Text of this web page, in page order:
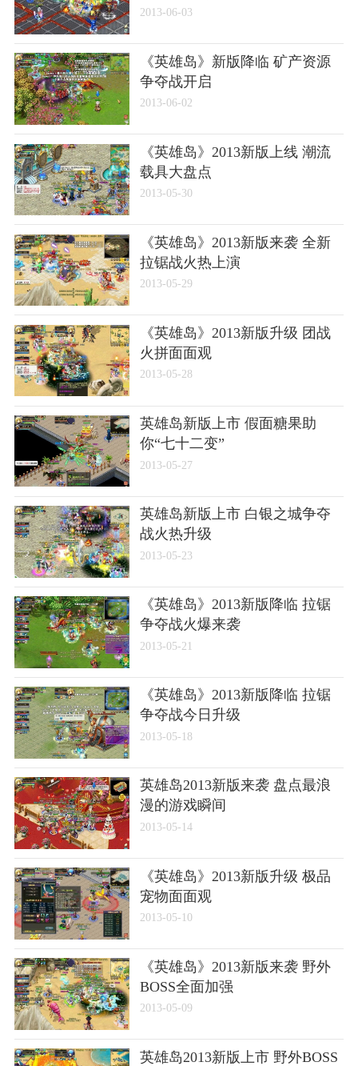
2013-06-03
《英雄岛》新版降临 矿产资源
争夺战开启
2013-06-02
《英雄岛》2013新版上线 潮流
载具大盘点
2013-05-30
《英雄岛》2013新版来袭 全新
拉锯战火热上演
2013-05-29
《英雄岛》2013新版升级 团战
火拼面面观
2013-05-28
英雄岛新版上市 假面糖果助
你“七十二变”
2013-05-27
英雄岛新版上市 白银之城争夺
战火热升级
2013-05-23
《英雄岛》2013新版降临 拉锯
争夺战火爆来袭
2013-05-21
《英雄岛》2013新版降临 拉锯
争夺战今日升级
2013-05-18
英雄岛2013新版来袭 盘点最浪
漫的游戏瞬间
2013-05-14
《英雄岛》2013新版升级 极品
宠物面面观
2013-05-10
《英雄岛》2013新版来袭 野外
BOSS全面加强
2013-05-09
英雄岛2013新版上市 野外BOSS